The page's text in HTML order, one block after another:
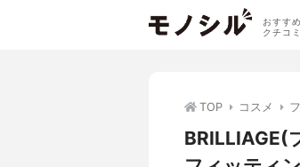
おすす
クチコ
TOP コスメ
BRILLIAGE(